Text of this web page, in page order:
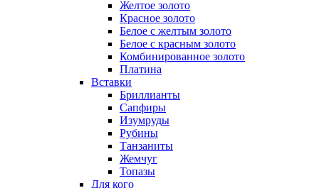
Желтое золото
Красное золото
Белое с желтым золото
Белое с красным золото
Комбинированное золото
Платина
Вставки
Бриллианты
Сапфиры
Изумруды
Рубины
Танзаниты
Жемчуг
Топазы
Для кого